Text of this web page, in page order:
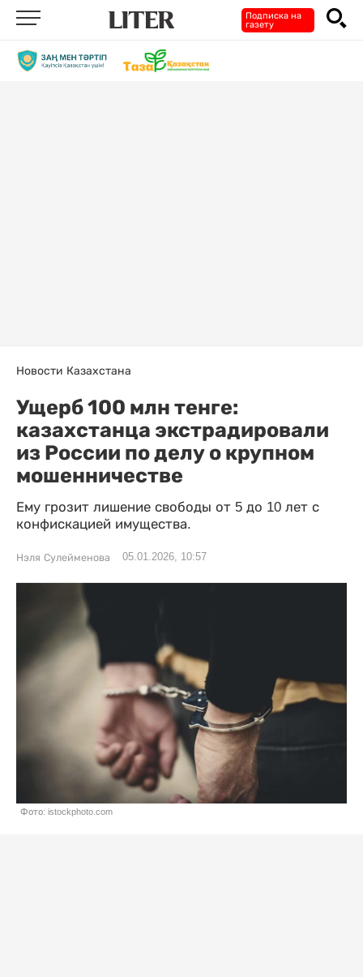
Подписка на
газету
Новости Казахстана
Ущерб 100 млн тенге:
казахстанца экстрадировали
из России по делу о крупном
мошенничестве
Ему грозит лишение свободы от 5 до 10 лет с
конфискацией имущества.
Нэля Сулейменова 05.01.2026, 10:57
Фото: istockphoto.com